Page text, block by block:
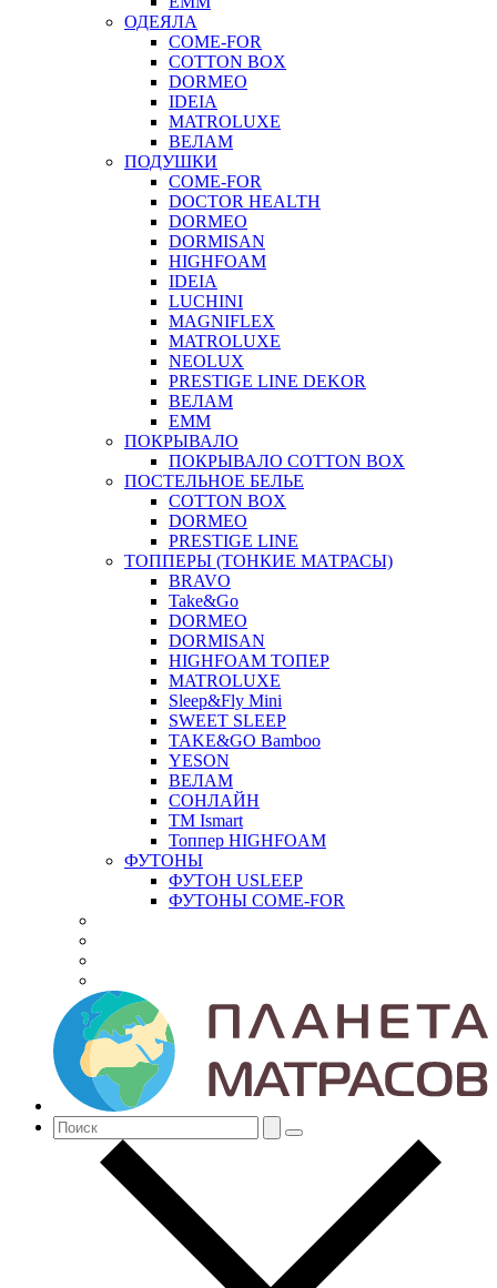
ОДЕЯЛА
COME-FOR
COTTON BOX
DORMEO
IDEIA
MATROLUXE
ВЕЛАМ
ПОДУШКИ
COME-FOR
DOCTOR HEALTH
DORMEO
DORMISAN
HIGHFOAM
IDEIA
LUCHINI
MAGNIFLEX
MATROLUXE
NEOLUX
PRESTIGE LINE DEKOR
ВЕЛАМ
ЕММ
ПОКРЫВАЛО
ПОКРЫВАЛО COTTON BOX
ПОСТЕЛЬНОЕ БЕЛЬЕ
COTTON BOX
DORMEO
PRESTIGE LINE
ТОППЕРЫ (ТОНКИЕ МАТРАСЫ)
BRAVO
Take&Go
DORMEO
DORMISAN
HIGHFOAM ТОПЕР
MATROLUXE
Sleep&Fly Mini
SWEET SLEEP
TAKE&GO Bamboo
YESON
ВЕЛАМ
СОНЛАЙН
ТМ Ismart
Топпер HIGHFOAM
ФУТОНЫ
ФУТОН USLEEP
ФУТОНЫ COME-FOR